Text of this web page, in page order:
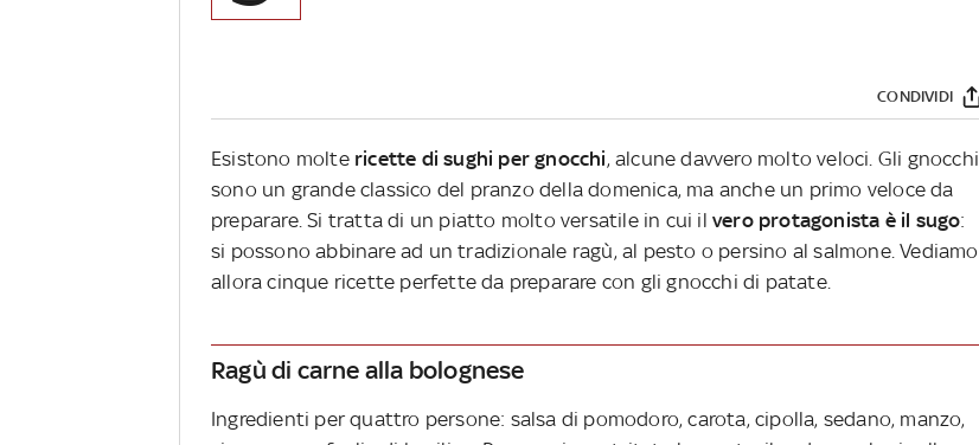
CONDIVIDI
Esistono molte ricette di sughi per gnocchi, alcune davvero molto veloci. Gli gnocchi
sono un grande classico del pranzo della domenica, ma anche un primo veloce da
preparare. Si tratta di un piatto molto versatile in cui ilvero protagonista è il sugo:
si possono abbinare ad un tradizionale ragù, al pesto o persino al salmone. Vediamo
allora cinque ricette perfette da preparare con gli gnocchi di patate.
Ragù di carne alla bolognese
Ingredienti per quattro persone: salsa di pomodoro, carota, cipolla, sedano, manzo,